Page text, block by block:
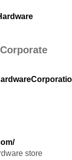
store